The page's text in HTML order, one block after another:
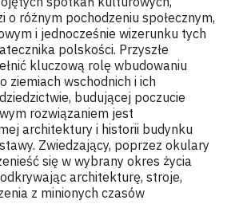
o różnym pochodzeniu społecznym,
i jednocześnie wizerunku tych
polskości. Przyszłe
kluczową rolę wbudowaniu
ziemiach wschodnich i ich
budującej poczucie
rozwiązaniem jest
architektury i historii budynku
Zwiedzający, poprzez okulary
się w wybrany okres życia
architekturę, stroje,
z minionych czasów